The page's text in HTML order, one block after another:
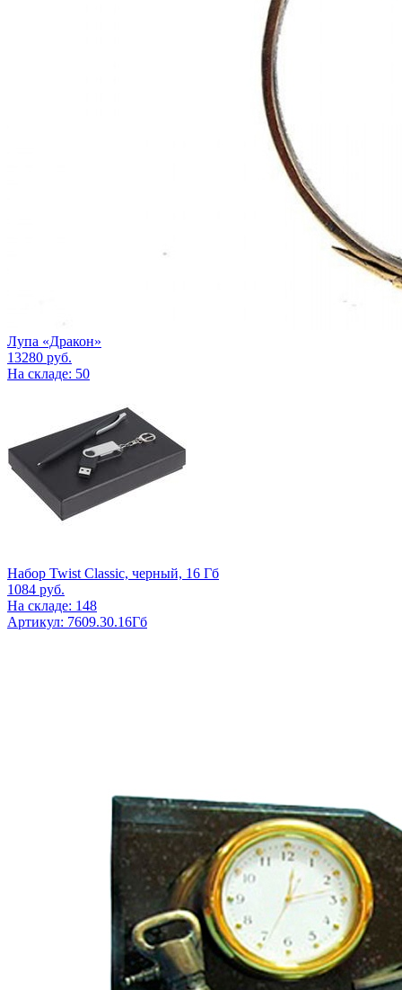
Лупа «Дракон»
13280 руб.
На складе: 50
Набор Twist Classic, черный, 16 Гб
1084 руб.
На складе: 148
Артикул: 7609.30.16Гб